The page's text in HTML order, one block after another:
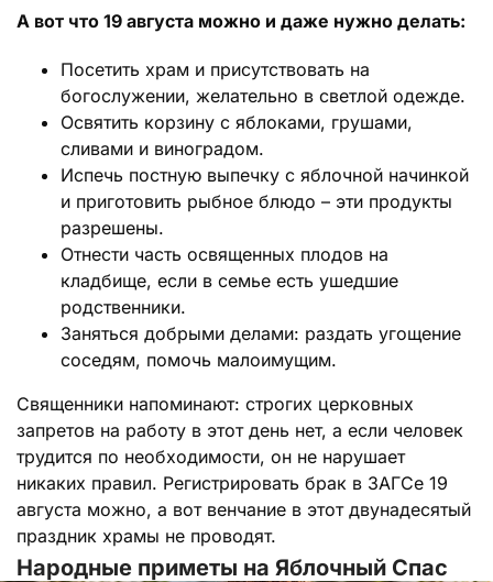
А вот что 19 августа можно и даже нужно делать:
Посетить храм и присутствовать на
богослужении, желательно в светлой одежде.
Освятить корзину с яблоками, грушами,
сливами и виноградом.
Испечь постную выпечку с яблочной начинкой
и приготовить рыбное блюдо – эти продукты
разрешены.
Отнести часть освященных плодов на
кладбище, если в семье есть ушедшие
родственники.
Заняться добрыми делами: раздать угощение
соседям, помочь малоимущим.
Священники напоминают: строгих церковных
запретов на работу в этот день нет, а если человек
трудится по необходимости, он не нарушает
никаких правил. Регистрировать брак в ЗАГСе 19
августа можно, а вот венчание в этот двунадесятый
праздник храмы не проводят.
Народные приметы на Яблочный Спас